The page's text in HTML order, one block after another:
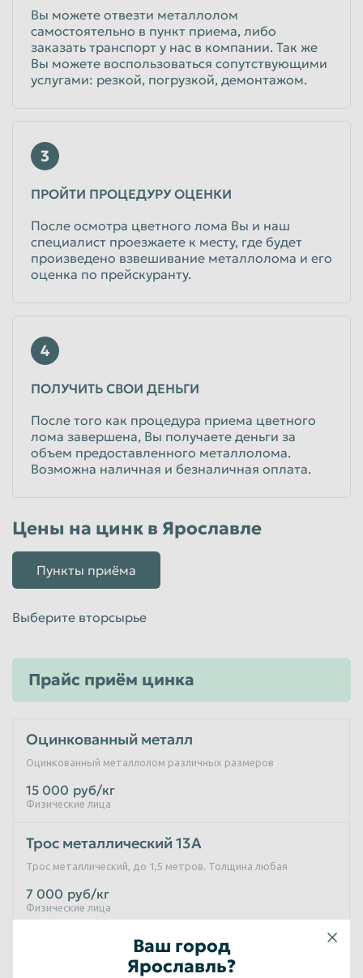
Вы можете отвезти металлолом
самостоятельно в пункт приема, либо
заказать транспорт у нас в компании. Так же
Вы можете воспользоваться сопутствующими
услугами: резкой, погрузкой, демонтажом.
3
ПРОЙТИ ПРОЦЕДУРУ ОЦЕНКИ
После осмотра цветного лома Вы и наш
специалист проезжаете к месту, где будет
произведено взвешивание металлолома и его
оценка по прейскуранту.
4
ПОЛУЧИТЬ СВОИ ДЕНЬГИ
После того как процедура приема цветного
лома завершена, Вы получаете деньги за
объем предоставленного металлолома.
Возможна наличная и безналичная оплата.
Цены на цинк в Ярославле
Пункты приёма
Выберите вторсырье
Прайс приём цинка
Оцинкованный металл
Оцинкованный металлолом различных размеров
Физические лица
15 000 руб/кг
Трос металлический 13А
Трос металлический, до 1,5 метров. Толщина любая
Физические лица
7 000 руб/кг
Оцинкованный лом 12АС
Ваш город
Ярославль?